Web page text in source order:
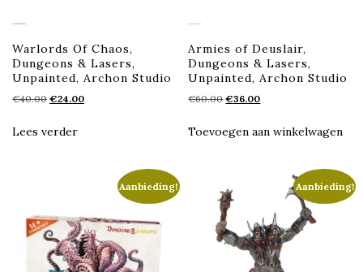
Warlords Of Chaos,
Dungeons & Lasers,
Unpainted, Archon Studio
€40.00 Oorspronkelijke
was:
€24.00Huidige
Lees verder
Armies of Deuslair,
Dungeons & Lasers,
Unpainted, Archon Studio
€60.00Oorspronkelijke
was:
€36.00Huidige
is:
Toevoegen aan winkelwagen
Aanbieding! Aanbieding!